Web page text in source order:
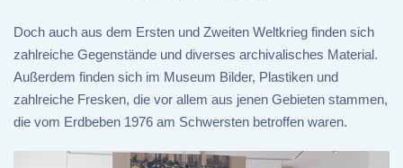
Doch auch aus dem Ersten und Zweiten Weltkrieg finden sich
zahlreiche Gegenstände und diverses archivalisches Material.
Außerdem finden sich im Museum Bilder, Plastiken und
zahlreiche Fresken, die vor allem aus jenen Gebieten stammen,
die vom Erdbeben 1976 am Schwersten betroffen waren.